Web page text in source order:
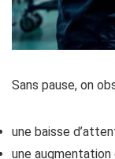
Sans pause, on
une baisse
une augmentation